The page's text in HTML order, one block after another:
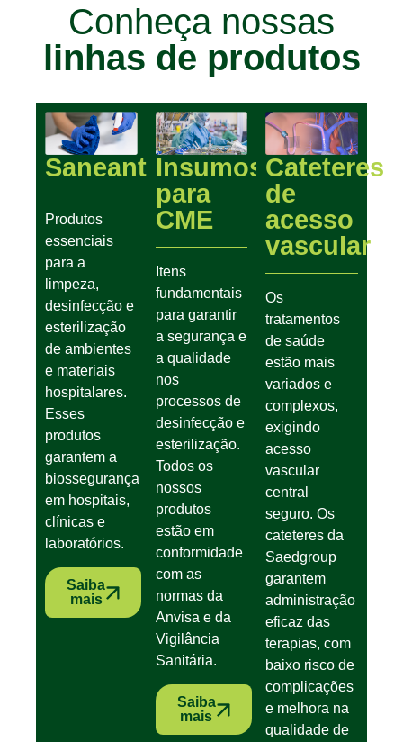
Conheça nossas
linhas de produtos
Saneantes
Produtos
essenciais
para a
limpeza,
desinfecção e
esterilização
de ambientes
e materiais
hospitalares.
Esses
produtos
garantem a
biossegurança
em hospitais,
clínicas e
laboratórios.
Saiba
mais
Insumos
para
CME
Itens
fundamentais
para garantir
a segurança e
a qualidade
nos
processos de
desinfecção e
esterilização.
Todos os
nossos
produtos
estão em
conformidade
com as
normas da
Anvisa e da
Vigilância
Sanitária.
Saiba
mais
Cateteres
de
acesso
vascular
Os
tratamentos
de saúde
estão mais
variados e
complexos,
exigindo
acesso
vascular
central
seguro. Os
cateteres da
Saedgroup
garantem
administração
eficaz das
terapias, com
baixo risco de
complicações
e melhora na
qualidade de